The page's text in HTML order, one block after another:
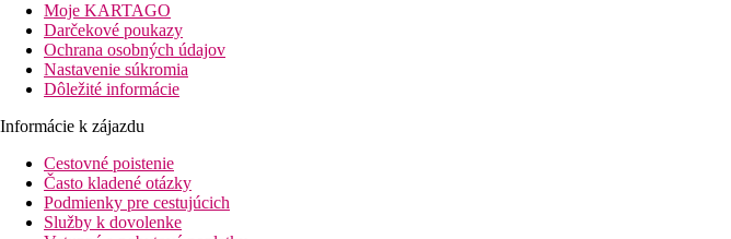
Moje KARTAGO
Darčekové poukazy
Ochrana osobných údajov
Nastavenie súkromia
Dôležité informácie
Informácie k zájazdu
Cestovné poistenie
Často kladené otázky
Podmienky pre cestujúcich
Služby k dovolenke